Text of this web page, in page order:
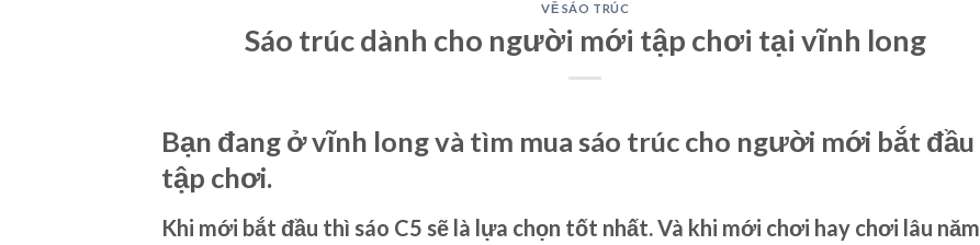
VỀ SÁO TRÚC
Sáo trúc dành cho người mới tập chơi tại vĩnh long
Bạn đang ở vĩnh long và tìm mua sáo trúc cho người mới bắt đầu
tập chơi.
Khi mới bắt đầu thì sáo C5 sẽ là lựa chọn tốt nhất. Và khi mới chơi hay chơi lâu năm